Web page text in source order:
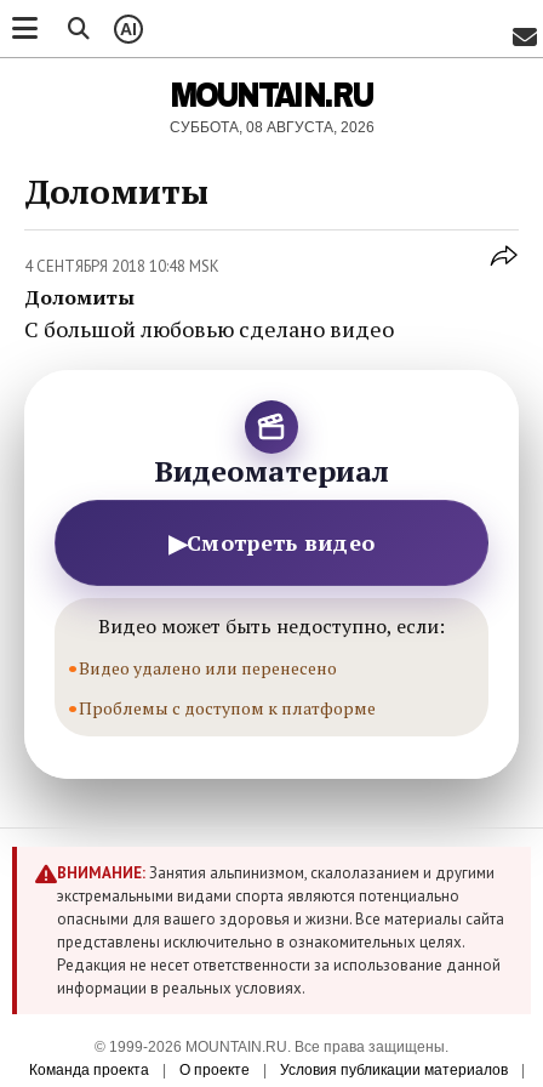
AI
MOUNTAIN.RU
СУББОТА, 08 АВГУСТА, 2026
Доломиты
4 СЕНТЯБРЯ 2018 10:48 MSK
Доломиты
С большой любовью сделано видео
Видеоматериал
▶Смотреть видео
Видео может быть недоступно, если:
Видео удалено или перенесено
Проблемы с доступом к платформе
ВНИМАНИЕ:Занятия альпинизмом, скалолазанием и другими
экстремальными видами спорта являются потенциально
опасными для вашего здоровья и жизни. Все материалы сайта
представлены исключительно в ознакомительных целях.
Редакция не несет ответственности за использование данной
информации в реальных условиях.
© 1999-2026 MOUNTAIN.RU. Все права защищены.
Команда проекта
О проекте Условия публикации материалов